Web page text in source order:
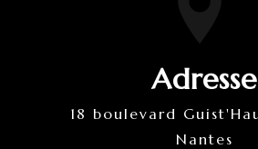
Adresse
18 boulevard Guist'Hau, 44000
Nantes